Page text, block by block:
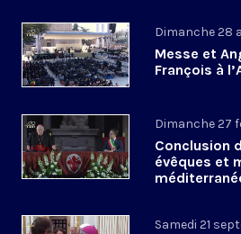
Dimanche 28
Messe et
François à
Dimanche 27
Conclusion
évêques et
Samedi 21